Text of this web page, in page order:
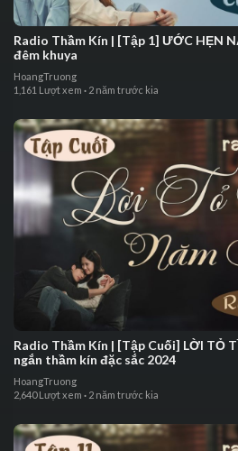
⁣Radio Thầm Kín | ⁣[Tập 1] ƯỚC HẸN
đêm khuya
HoangTruong
1,161 Lượt xem · 2 năm trước kia
⁣⁣⁣Radio Thầm Kín | ⁣⁣[Tập Cuối] LỜI TỎ
ngắn thầm kín đặc sắc 2024
HoangTruong
2,640 Lượt xem · 2 năm trước kia